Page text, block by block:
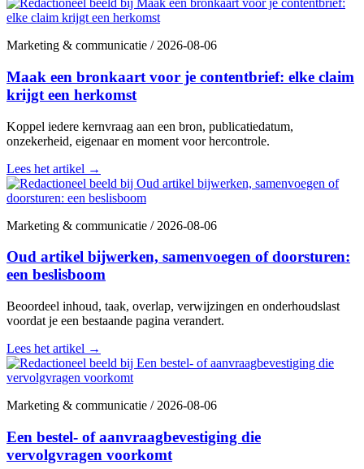
Marketing & communicatie /2026-08-06
Maak een bronkaart voor je contentbrief: elke claim
krijgt een herkomst
Koppel iedere kernvraag aan een bron, publicatiedatum,
onzekerheid, eigenaar en moment voor hercontrole.
Lees het artikel →
Marketing & communicatie /2026-08-06
Oud artikel bijwerken, samenvoegen of doorsturen:
een beslisboom
Beoordeel inhoud, taak, overlap, verwijzingen en onderhoudslast
voordat je een bestaande pagina verandert.
Lees het artikel →
Marketing & communicatie /2026-08-06
Een bestel- of aanvraagbevestiging die
vervolgvragen voorkomt